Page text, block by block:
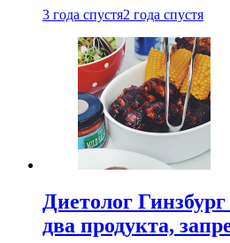
3 года спустя2 года спустя
Диетолог
два продукта,